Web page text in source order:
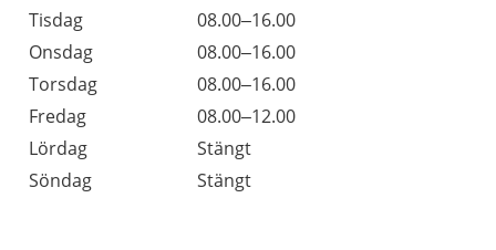
Tisdag
08.00–16.00
Onsdag
08.00–16.00
Torsdag
08.00–16.00
Fredag
08.00–12.00
Lördag
Stängt
Söndag
Stängt